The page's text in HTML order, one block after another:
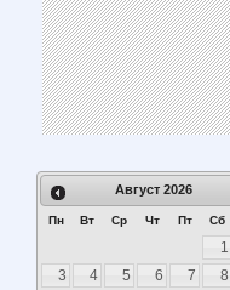
Август 2026
Пн Вт Ср Чт Пт Сб
1
3
4 5 6 7 8